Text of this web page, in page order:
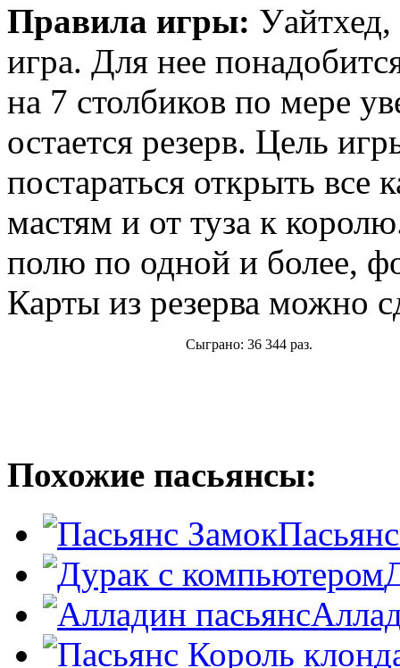
Правила игры: Уайтхед,
игра. Для нее
на 7 столбиков по мере
остается резерв. Цель
постараться открыть
мастям и от туза к
полю по одной и более,
Карты из резерва можно
Сыграно: 36 344 раз.
Похожие пасьянсы: